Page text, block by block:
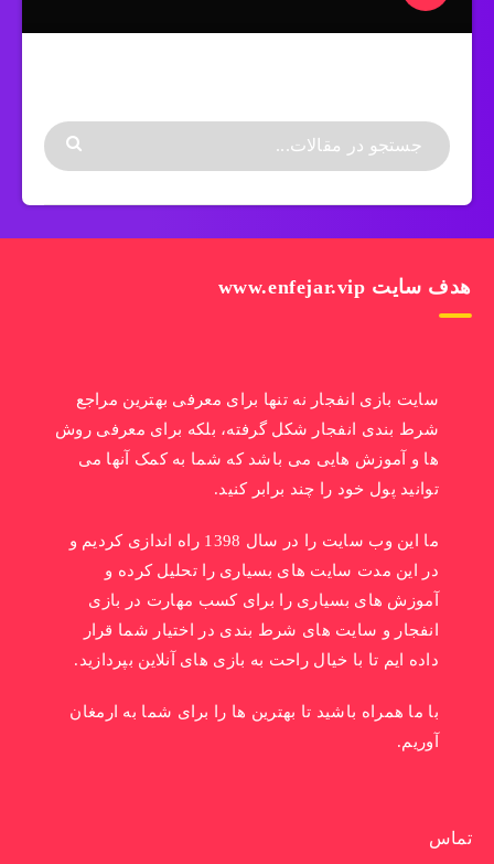
هدف سایت www.enfejar.vip
سایت بازی انفجار نه تنها برای معرفی بهترین مراجع
شرط بندی انفجار شکل گرفته، بلکه برای معرفی روش
ها و آموزش هایی می باشد که شما به کمک آنها می
توانید پول خود را چند برابر کنید.
ما این وب سایت را در سال 1398 راه اندازی کردیم و
در این مدت سایت های بسیاری را تحلیل کرده و
آموزش های بسیاری را برای کسب مهارت در بازی
انفجار و سایت های شرط بندی در اختیار شما قرار
داده ایم تا با خیال راحت به بازی های آنلاین بپردازید.
با ما همراه باشید تا بهترین ها را برای شما به ارمغان
آوریم.
تماس